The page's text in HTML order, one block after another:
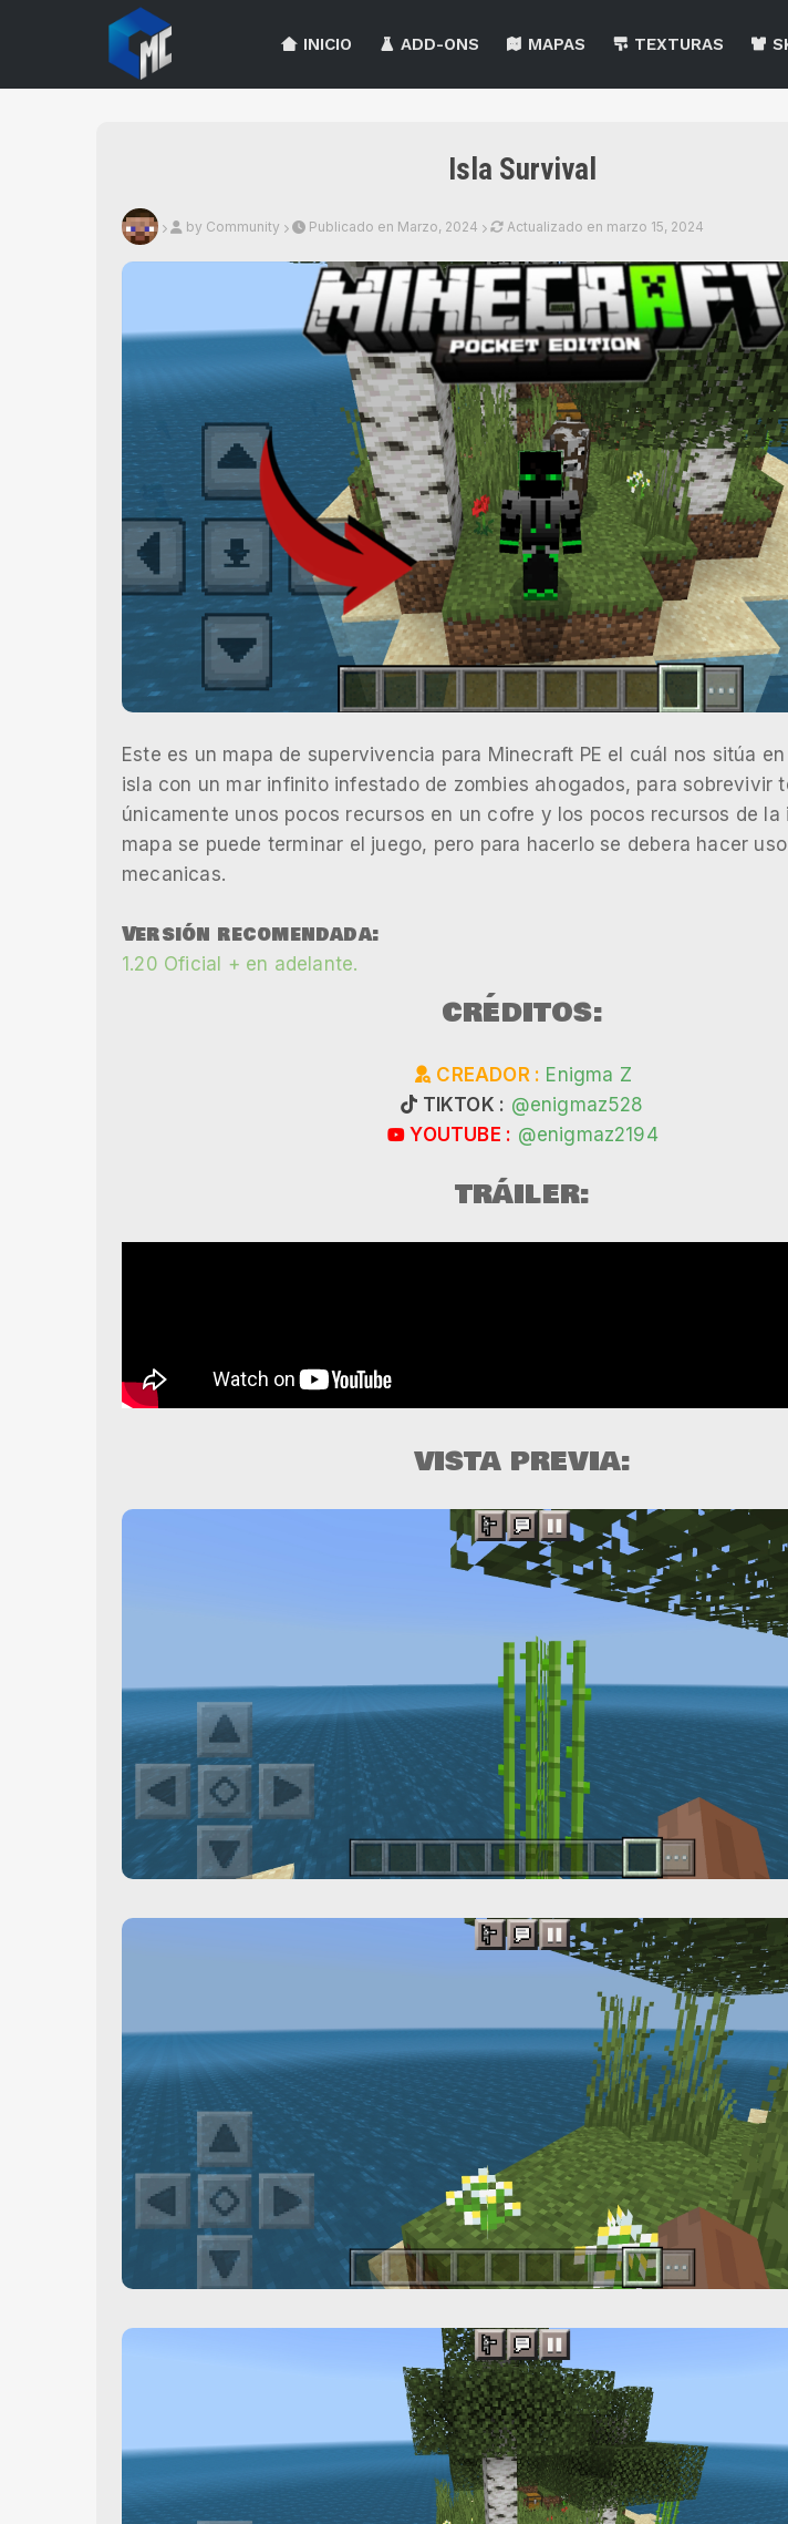
INICIO ADD-ONS MAPAS TEXTURAS
Isla Survival
by Community Publicado en Marzo, 2024 Actualizado en marzo 15, 2024
Este es un mapa de supervivencia para Minecraft PE el cuál nos sitúa
isla con un mar infinito infestado de zombies ahogados, para sobrevivir
únicamente unos pocos recursos en un cofre y los pocos recursos de la
mapa se puede terminar el juego, pero para hacerlo se debera hacer
mecanicas.
Versión recomendada:
1.20 Oficial + en adelante.
CRÉDITOS:
CREADOR : Enigma Z
TIKTOK : @enigmaz528
YOUTUBE : @enigmaz2194
TRÁILER:
VISTA PREVIA: